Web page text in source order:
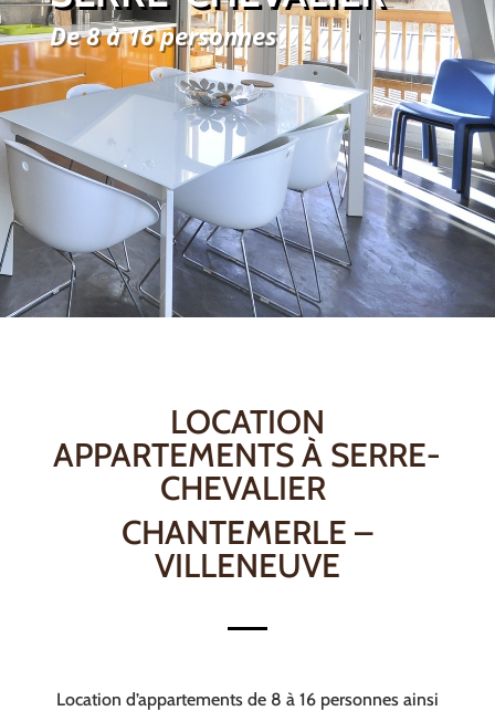
De 8 à 16 personnes
LOCATION
APPARTEMENTS À SERRE-
CHEVALIER
CHANTEMERLE –
VILLENEUVE
Location d’appartements de 8 à 16 personnes ainsi